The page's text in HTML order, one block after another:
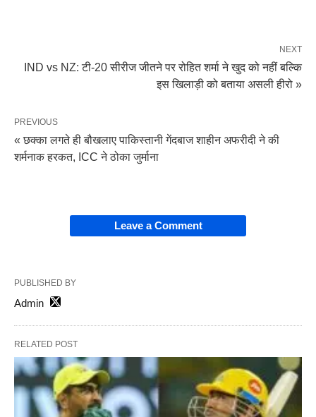
NEXT
IND vs NZ: टी-20 सीरीज जीतने पर रोहित शर्मा ने खुद को नहीं बल्कि
इस खिलाड़ी को बताया असली हीरो »
PREVIOUS
« छक्का लगते ही बौखलाए पाकिस्तानी गेंदबाज शाहीन अफरीदी ने की
शर्मनाक हरकत, ICC ने ठोका जुर्माना
Leave a Comment
PUBLISHED BY
Admin
RELATED POST